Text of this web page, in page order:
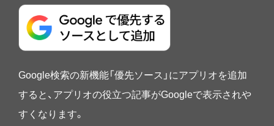
Google検索の新機能「優先ソース」にアプリオを追加
すると、アプリオの役立つ記事がGoogleで表示されや
すくなります。